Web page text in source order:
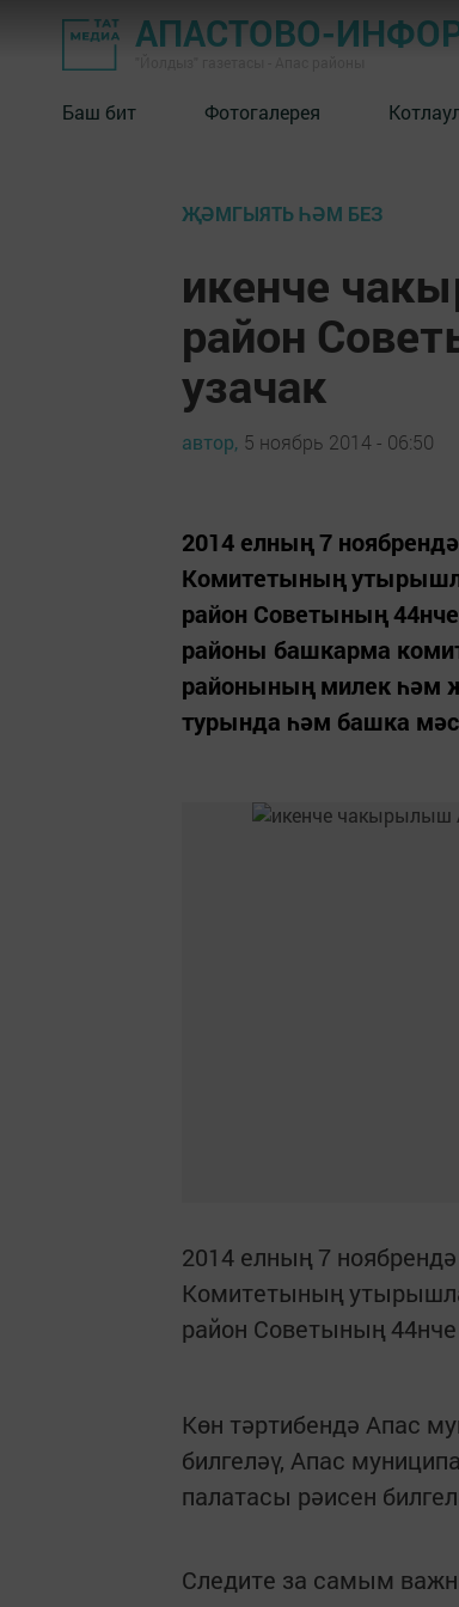
АПАСТОВО-
Баш бит Фотогалерея
ҖӘМГЫЯТЬ ҺӘМ БЕЗ
икенче
район
узачак
автор, 5 ноябрь 2014 - 06:50
2014 елның 7
Комитетының
район Советының
районы башкарма
районының милек һәм
турында һәм башка
2014 елның 7
Комитетының
район Советының
Көн тәртибендә Апас
билгеләү, Апас
палатасы рәисен
Следите за самым